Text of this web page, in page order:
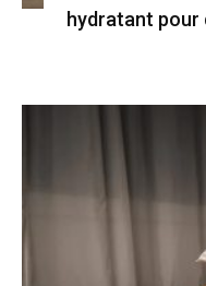
hydratant pour